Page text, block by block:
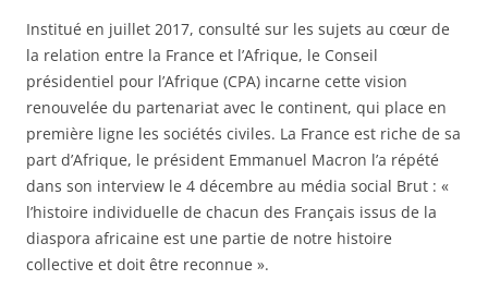
Institué en juillet 2017, consulté sur les sujets au cœur de
la relation entre la France et l’Afrique, le Conseil
présidentiel pour l’Afrique (CPA) incarne cette vision
renouvelée du partenariat avec le continent, qui place en
première ligne les sociétés civiles. La France est riche de sa
part d’Afrique, le président Emmanuel Macron l’a répété
dans son interview le 4 décembre au média social Brut : «
l’histoire individuelle de chacun des Français issus de la
diaspora africaine est une partie de notre histoire
collective et doit être reconnue ».